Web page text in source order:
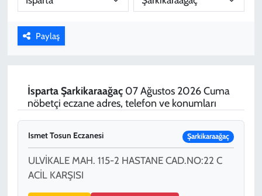
Paylaş
İsparta Şarkikaraağaç07 Ağustos 2026 Cuma
nöbetçi eczane adres, telefon ve konumları
Ismet Tosun Eczanesi Şarkikaraağaç
ULVİKALE MAH. 115-2 HASTANE CAD.NO:22 C
ACİL KARŞISI